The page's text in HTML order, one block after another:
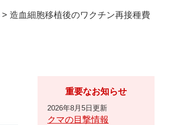
> 造血細胞移植後のワクチン再接種費
重要なお知らせ
2026年8月5日更新
クマの目撃情報